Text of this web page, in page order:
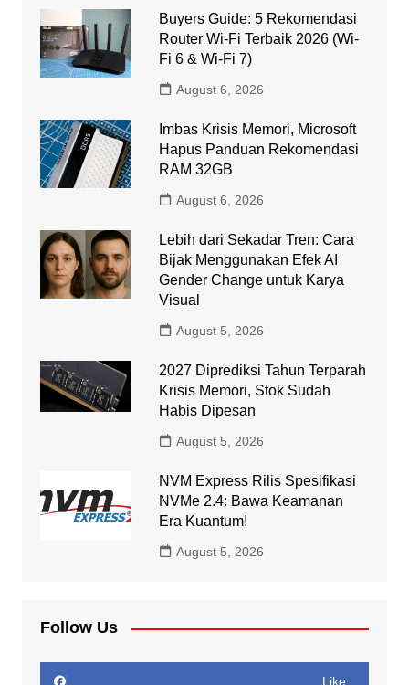
Buyers Guide: 5 Rekomendasi
Router Wi-Fi Terbaik 2026 (Wi-
Fi 6 & Wi-Fi 7)
August 6, 2026
Imbas Krisis Memori, Microsoft
Hapus Panduan Rekomendasi
RAM 32GB
August 6, 2026
Lebih dari Sekadar Tren: Cara
Bijak Menggunakan Efek AI
Gender Change untuk Karya
Visual
August 5, 2026
2027 Diprediksi Tahun Terparah
Krisis Memori, Stok Sudah
Habis Dipesan
August 5, 2026
NVM Express Rilis Spesifikasi
NVMe 2.4: Bawa Keamanan
Era Kuantum!
August 5, 2026
Follow Us
Like